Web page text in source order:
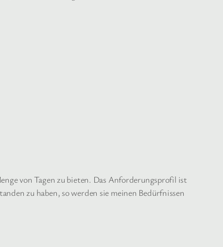
von Tagen zu bieten. Das Anforderungsprofil ist
zu haben, so werden sie meinen Bedürfnissen